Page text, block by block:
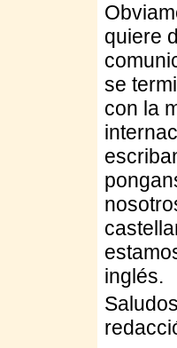
quiere
se
con la
inglés.